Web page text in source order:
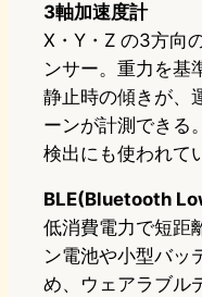
3軸加速度計
X・Y・Z の3方向
ンサー。重力を基
静止時の傾きが、
ーンが計測できる
検出にも使われて
BLE(Bluetooth
低消費電力で短距
ン電池や小型バッ
め、ウェアラブル